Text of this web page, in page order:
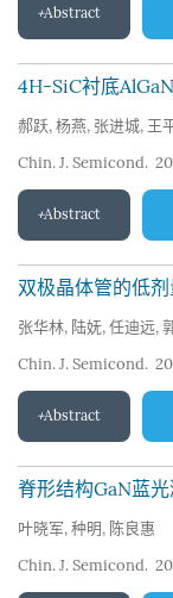
Abstract
4H-SiC衬底
郝跃, 杨燕, 张进城, 王
Chin. J. Semicond.
Abstract
双极晶体管的低
张华林, 陆妩, 任迪远,
Chin. J. Semicond.
Abstract
脊形结构GaN蓝
叶晓军, 种明 , 陈良惠
Chin. J. Semicond.